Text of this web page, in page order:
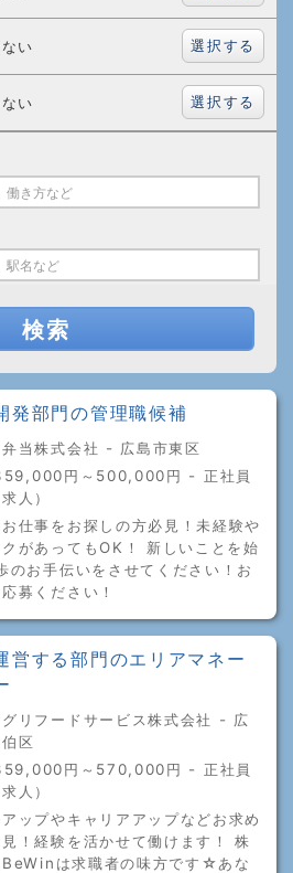
い 選択する
い 選択する
検索
発部門の管理職候補
弁当株式会社 - 広島市東区
円～500,000円 - 正社員
人）
仕事をお探しの方必見！未経験や
があってもOK！ 新しいことを始
のお手伝いをさせてください！お
募ください！
営する部門のエリアマネー
グリフードサービス株式会社 - 広
区
円～570,000円 - 正社員
人）
ップやキャリアアップなどお求め
！経験を活かせて働けます！ 株
BeWinは求職者の味方です☆あな